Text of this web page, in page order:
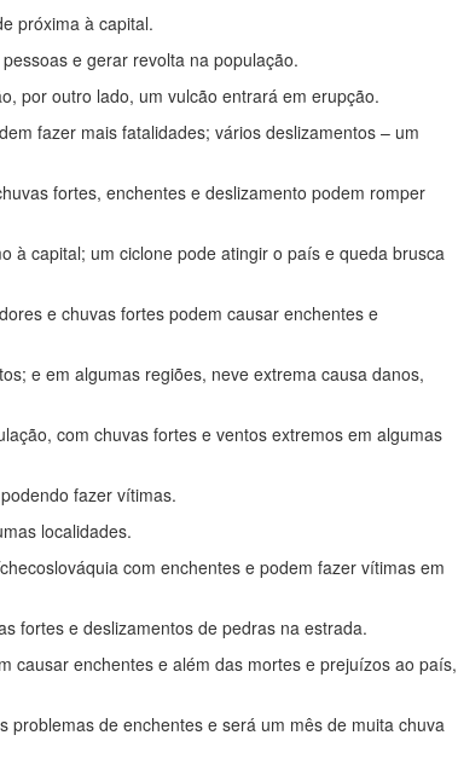
próxima à capital.
e gerar revolta na população.
por outro lado, um vulcão entrará em erupção.
fazer mais fatalidades; vários deslizamentos – um
fortes, enchentes e deslizamento podem romper
capital; um ciclone pode atingir o país e queda brusca
e chuvas fortes podem causar enchentes e
e em algumas regiões, neve extrema causa danos,
com chuvas fortes e ventos extremos em algumas
fazer vítimas.
localidades.
com enchentes e podem fazer vítimas em
fortes e deslizamentos de pedras na estrada.
causar enchentes e além das mortes e prejuízos ao país,
de enchentes e será um mês de muita chuva